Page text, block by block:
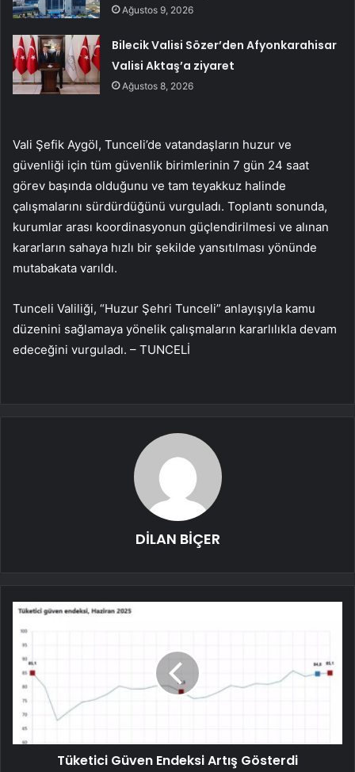
Ağustos 9, 2026
Bilecik Valisi Sözer’den Afyonkarahisar
Valisi Aktaş’a ziyaret
Ağustos 8, 2026
Vali Şefik Aygöl, Tunceli’de vatandaşların huzur ve
güvenliği için tüm güvenlik birimlerinin 7 gün 24 saat
görev başında olduğunu ve tam teyakkuz halinde
çalışmalarını sürdürdüğünü vurguladı. Toplantı sonunda,
kurumlar arası koordinasyonun güçlendirilmesi ve alınan
kararların sahaya hızlı bir şekilde yansıtılması yönünde
mutabakata varıldı.
Tunceli Valiliği, “Huzur Şehri Tunceli” anlayışıyla kamu
düzenini sağlamaya yönelik çalışmaların kararlılıkla devam
edeceğini vurguladı. – TUNCELİ
DİLAN BİÇER
Tüketici Güven Endeksi Artış Gösterdi